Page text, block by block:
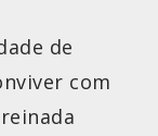
de
com